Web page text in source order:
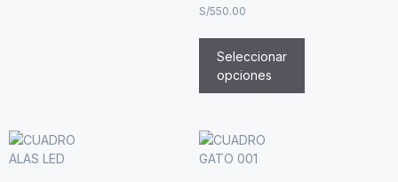
S/550.00
Seleccionar
opciones